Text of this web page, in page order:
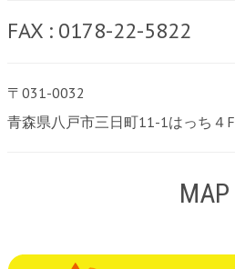
FAX : 0178-22-5822
〒031-0032
青森県八戸市三日町11-1はっち４F
MAP